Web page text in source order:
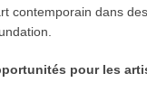
contemporain dans
pour les